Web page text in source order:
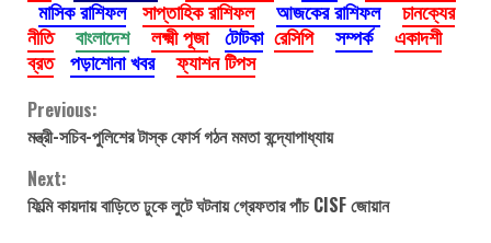
মাসিক রাশিফল সাপ্তাহিক রাশিফল আজকের রাশিফল
চানক্যের
নীতি
বাংলাদেশ লক্ষ্মী পূজা টোটকা রেসিপি সম্পর্ক
একাদশী
ব্রত পড়াশোনা খবর ফ্যাশন টিপস
Continue
Reading
Previous:
মন্ত্রী-সচিব-পুলিশের টাস্ক ফোর্স গঠন মমতা বন্দ্যোপাধ্যায়
Next:
ফিল্মি কায়দায় বাড়িতে ঢুকে লুটে ঘটনায় গ্রেফতার পাঁচ CISF জোয়ান